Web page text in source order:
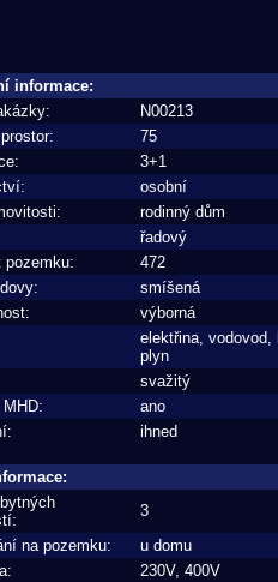
informace:
N00213
75
3+1
osobní
rodinný dům
řadový
pozemku:
472
smíšená
výborná
elektřina, vodovod,
plyn
svažitý
ano
ihned
3
na pozemku:
u domu
230V, 400V